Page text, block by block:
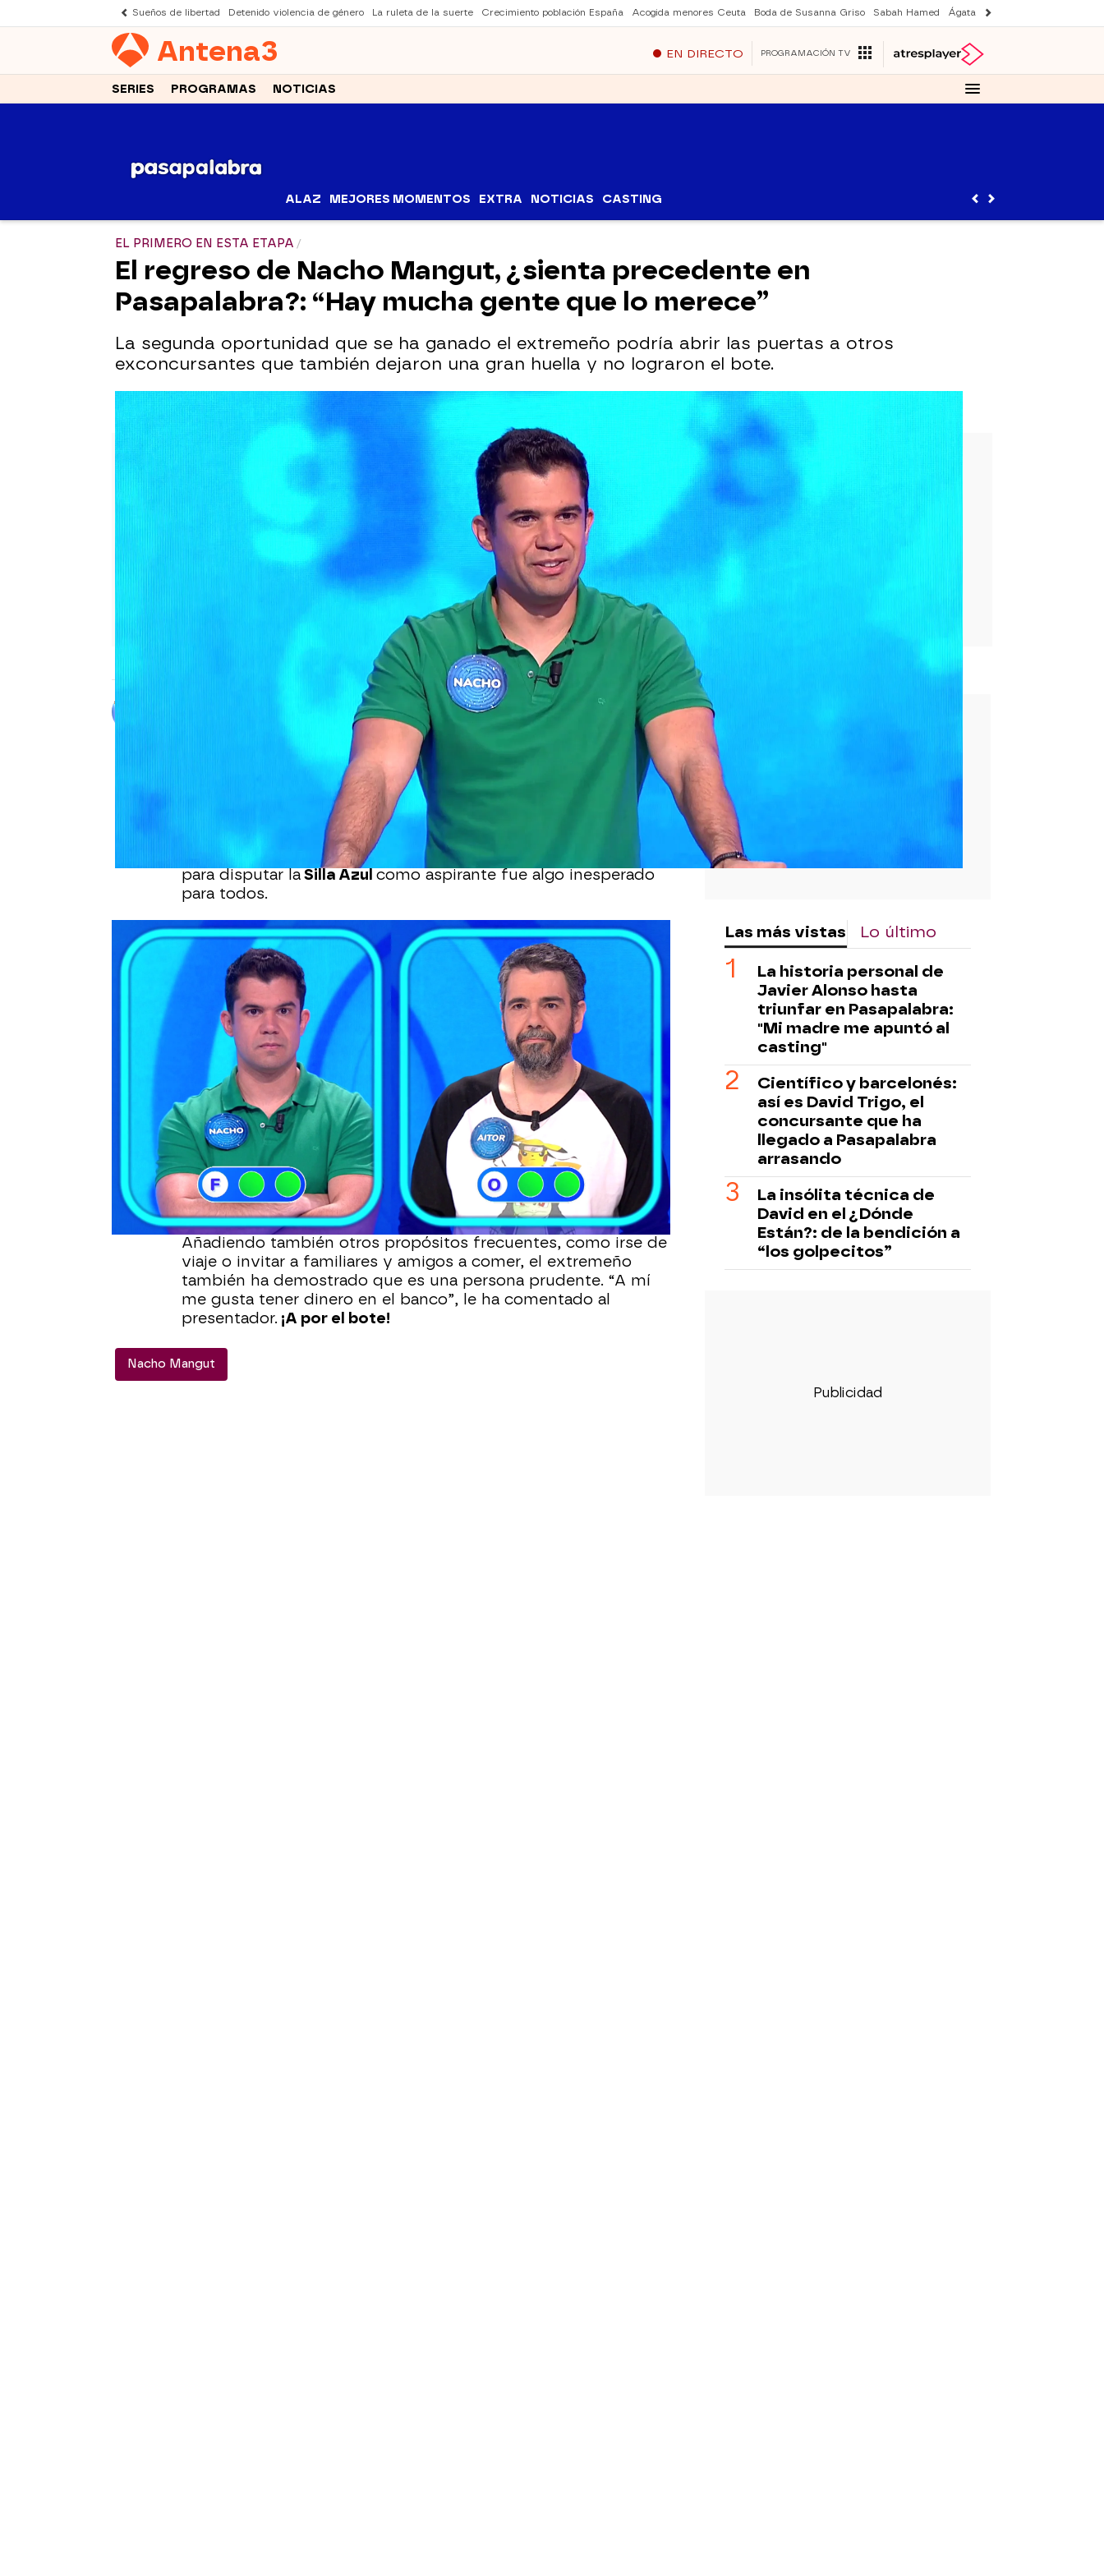
Sueños de libertad Detenido violencia de género La ruleta de la suerte Crecimiento población España Acogida menores Ceuta Boda de Susanna Griso Sabah Hamed Ágata y Lola
Antena3 EN DIRECTO PROGRAMACIÓN TV
SERIES PROGRAMAS NOTICIAS
ALAZ MEJORES MOMENTOS EXTRA NOTICIAS CASTING
EL PRIMERO EN ESTA ETAPA
El regreso de Nacho Mangut, ¿sienta precedente en
Pasapalabra?: “Hay mucha gente que lo merece”
La segunda oportunidad que se ha ganado el extremeño podría abrir las puertas a otros
exconcursantes que también dejaron una gran huella y no lograron el bote.
Nacho Mangut, ante su nueva oportunidad en Pasapalabra: “Voy a superar por mucho el nivel de 2020”
10 de agosto de 2024, 17:04
WhatsappFacebook
X Flipboard
Se trata, sin duda, del bombazo de este verano en Pasapalabra:
vuelve a ser concursante y se convierte en el
primero que regresa en la actual etapa del programa. El
extremeño ha reconocido que ha protagonizado “una sorpresa
para todos”, incluso para él mismo. Verle aparecer en el plató
para disputar laSilla Azul como aspirante fue algo inesperado
para todos.
Nacho, que inauguró la actual etapa dePasapalabra,ha
participado también en varios especiales. Sin embargo, el
hecho de volver a ser concursante oficial podría sentar
precedente y abrir la puerta a otros participantes que también
dejaron una gran huella pero sin llegar a conquistar el bote. Él
mismo se ha acordado de ellos, sin nombrar en concreto a
ninguno: “Hay mucha gente que lo merece”.
De esta forma, Nacho afronta una nueva oportunidad para esa
gran gesta que todos buscan: completar El Rosco. Además, le
ha contado aRoberto Leal
a qué destinaría el dinero: “Acabo
de comprarme un piso, así que lo primero sería cerrar la
hipoteca”. “Gracias a lo que he ganado en otras ocasiones en
los concursos he podido comprarme el piso y hacer la
reforma, pero queda por pagar”, ha explicado.
Añadiendo también otros propósitos frecuentes, como irse de
viaje o invitar a familiares y amigos a comer, el extremeño
también ha demostrado que es una persona prudente. “A mí
me gusta tener dinero en el banco”, le ha comentado al
presentador. ¡A por el bote!
Nacho Mangut
Las más vistas Lo último
La historia personal de
Javier Alonso hasta
triunfar en Pasapalabra:
"Mi madre me apuntó al
casting"
Científico y barcelonés:
así es David Trigo, el
concursante que ha
llegado a Pasapalabra
arrasando
La insólita técnica de
David en el ¿Dónde
Están?: de la bendición a
“los golpecitos”